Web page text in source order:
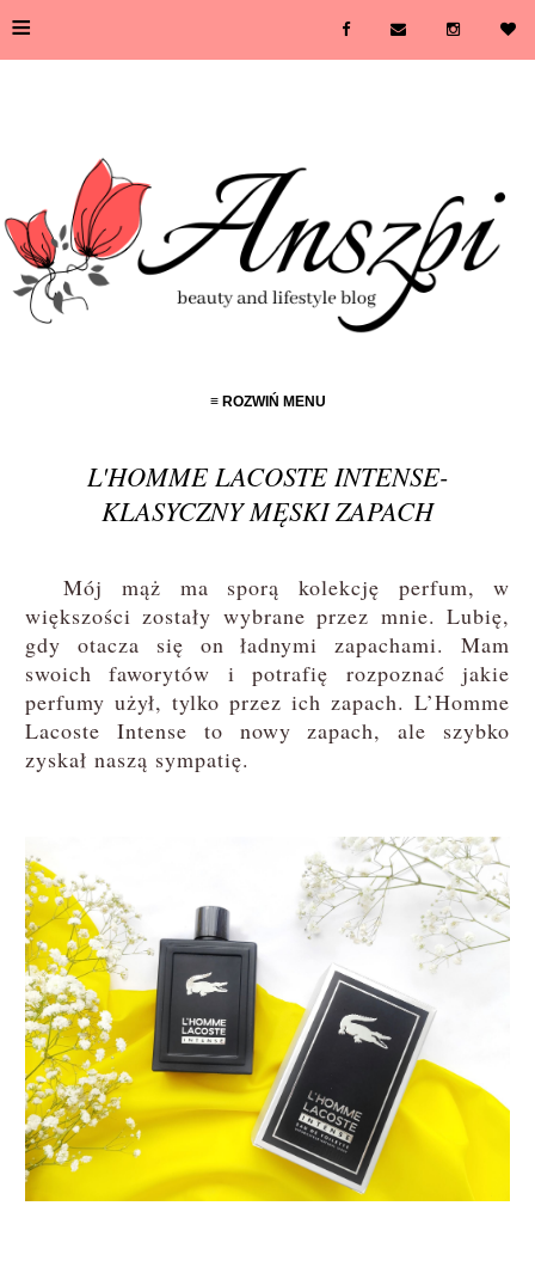
≡
≡ ROZWIŃ MENU
L'HOMME LACOSTE INTENSE-
KLASYCZNY MĘSKI ZAPACH
Mój mąż ma sporą kolekcję perfum, w
większości zostały wybrane przez mnie. Lubię,
gdy otacza się on ładnymi zapachami. Mam
swoich faworytów i potrafię rozpoznać jakie
perfumy użył, tylko przez ich zapach. L’Homme
Lacoste Intense to nowy zapach, ale szybko
zyskał naszą sympatię.